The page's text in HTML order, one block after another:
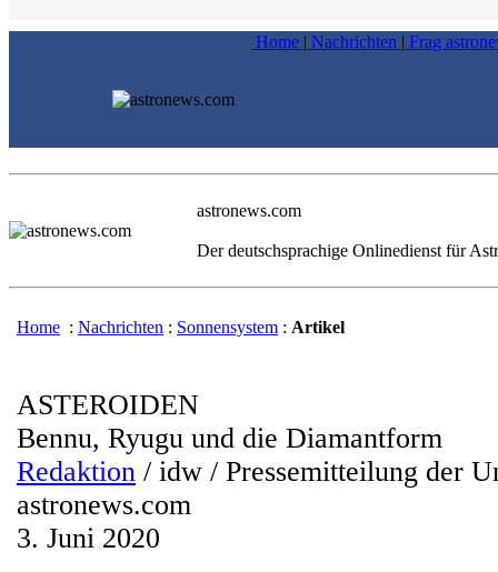
Home | Nachrichten | Frag
astronews.com
Der deutschsprachige Onlinedienst für
Home : Nachrichten : Sonnensystem : Artikel
ASTEROIDEN
Bennu, Ryugu und die Diamantform
Redaktion / idw / Pressemitteilung der
astronews.com
3. Juni 2020